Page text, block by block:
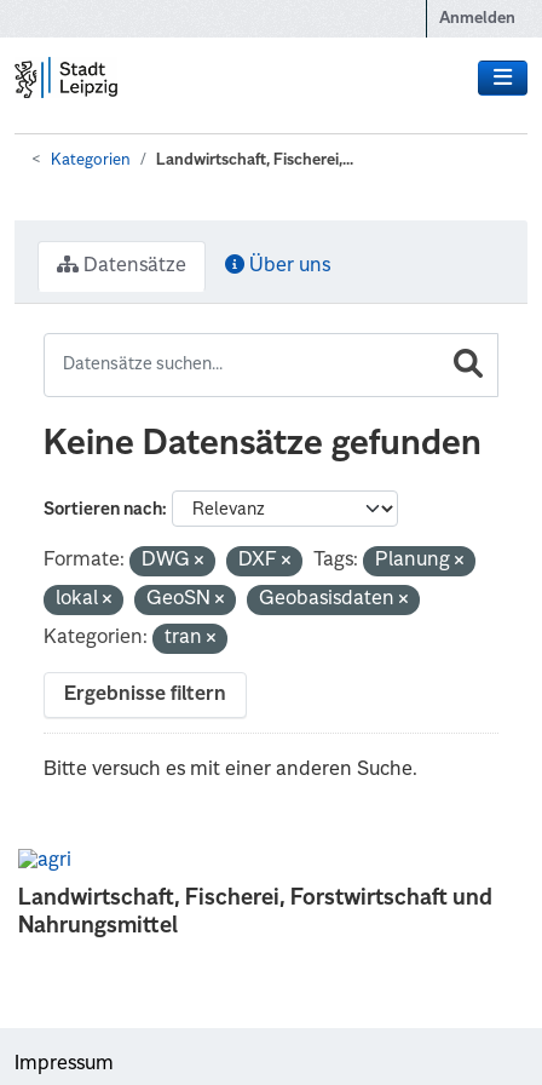
Anmelden
Kategorien Landwirtschaft, Fischerei,...
Landwirtschaft, Fischerei, Forstwirtschaft und
Nahrungsmittel
Datensätze Über uns
Keine Datensätze gefunden
Sortieren nach
Formate: DWG DXF Tags:
Planung
lokal
GeoSN
Geobasisdaten
Kategorien:
tran
Ergebnisse filtern
Bitte versuch es mit einer anderen Suche.
Impressum